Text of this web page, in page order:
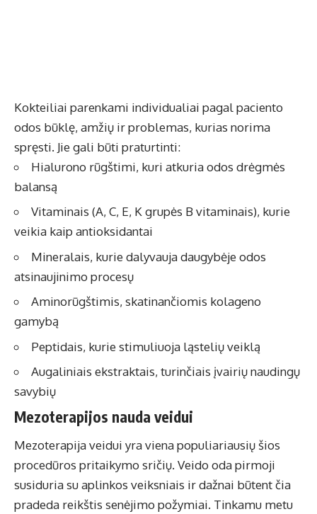
Kokteiliai parenkami individualiai pagal paciento
odos būklę, amžių ir problemas, kurias norima
spręsti. Jie gali būti praturtinti:
Hialurono rūgštimi, kuri atkuria odos drėgmės
balansą
Vitaminais (A, C, E, K grupės B vitaminais), kurie
veikia kaip antioksidantai
Mineralais, kurie dalyvauja daugybėje odos
atsinaujinimo procesų
Aminorūgštimis, skatinančiomis kolageno
gamybą
Peptidais, kurie stimuliuoja ląstelių veiklą
Augaliniais ekstraktais, turinčiais įvairių naudingų
savybių
Mezoterapijos nauda veidui
Mezoterapija veidui yra viena populiariausių šios
procedūros pritaikymo sričių. Veido oda pirmoji
susiduria su aplinkos veiksniais ir dažnai būtent čia
pradeda reikštis senėjimo požymiai. Tinkamu metu